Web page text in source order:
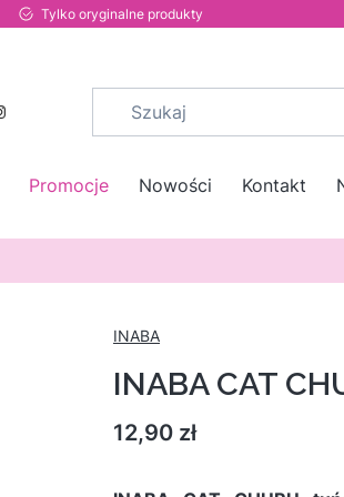
Tylko oryginalne produkty
Promocje Nowości Kontakt
INABA
INABA CAT
Cena
12,90 zł